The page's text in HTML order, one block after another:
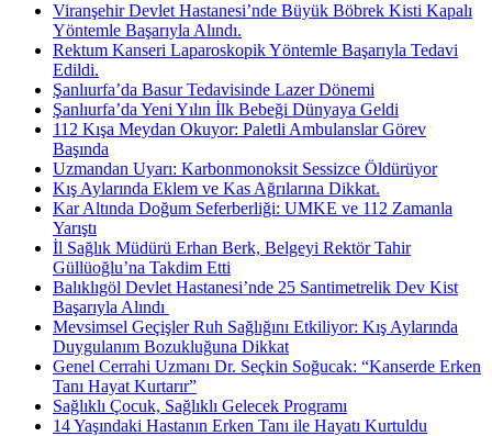
Viranşehir Devlet Hastanesi’nde Büyük Böbrek Kisti Kapalı
Yöntemle Başarıyla Alındı.
Rektum Kanseri Laparoskopik Yöntemle Başarıyla Tedavi
Edildi.
Şanlıurfa’da Basur Tedavisinde Lazer Dönemi
Şanlıurfa’da Yeni Yılın İlk Bebeği Dünyaya Geldi
112 Kışa Meydan Okuyor: Paletli Ambulanslar Görev
Başında
Uzmandan Uyarı: Karbonmonoksit Sessizce Öldürüyor
Kış Aylarında Eklem ve Kas Ağrılarına Dikkat.
Kar Altında Doğum Seferberliği: UMKE ve 112 Zamanla
Yarıştı
İl Sağlık Müdürü Erhan Berk, Belgeyi Rektör Tahir
Güllüoğlu’na Takdim Etti
Balıklıgöl Devlet Hastanesi’nde 25 Santimetrelik Dev Kist
Başarıyla Alındı ​
Mevsimsel Geçişler Ruh Sağlığını Etkiliyor: Kış Aylarında
Duygulanım Bozukluğuna Dikkat
Genel Cerrahi Uzmanı Dr. Seçkin Soğucak: “Kanserde Erken
Tanı Hayat Kurtarır”
Sağlıklı Çocuk, Sağlıklı Gelecek Programı
14 Yaşındaki Hastanın Erken Tanı ile Hayatı Kurtuldu